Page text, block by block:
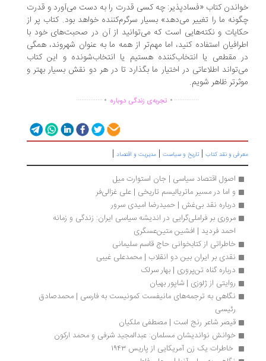
کتاب «فسادپذیر: چه کسی قدرت را به دست می‌آورد و قدرت
ما را تغییر می‌دهد» بسیار سرگرم‌کننده خواهد بود. کتاب پر از
و نکته‌هایی است که می‌توانید از آن در صحبت‌های خود با
استفاده کنید، اما مهم‌تر از همه ما به عنوان شهروند، همگی
مقطعی یا انتخاب‌کننده هستیم یا انتخاب‌شونده و این کتاب
اطلاعاتی در اختیار ما بگذارد تا در هر دو نقش بسیار بهتر و
ظاهر شویم.
................تجربه‌ی زندگی دوباره ...............
و نقد کتاب|تاریخ و سیاست|مدیریت و اقتصاد |
اصول اقتصاد سیاسی | جان استوارت میل
و اما در مسیر ماتریالیسم تاریخی | علی غزالی‌فر
درباره نقد بی‌غش | حمیدرضا امیدی سرور
احمد فردید | افشین متین‌عسگری
خاطراتی از کتابخوانی حاج قاسم سلیمانی
نقدی بر ایران بین دو انقلاب | محمدعلی غیبی
درباره گناه تن‌پروری | بهار سرلک
روایتی از ژلوزی | شاپور بهیان
نگاهی به ترجمه‌های مانیفست کمونیست به فارسی | محمدصادق
قیصر شاعر رنج است | مصطفی ملکیان
خوانش نواندیشان مسلمان: عبدالمجید شرفی و محمد ارکون
خاطرات یک زن آمریکایی از پاریس ۱۹۴۳